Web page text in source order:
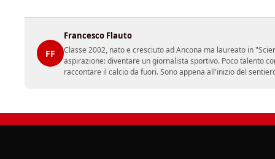
FF
Francesco Flauto
Classe 2002, nato e cresciuto ad Ancona ma laureato in
aspirazione: diventare un giornalista sportivo. Poco talento
raccontare il calcio da fuori. Sono appena all'inizio del